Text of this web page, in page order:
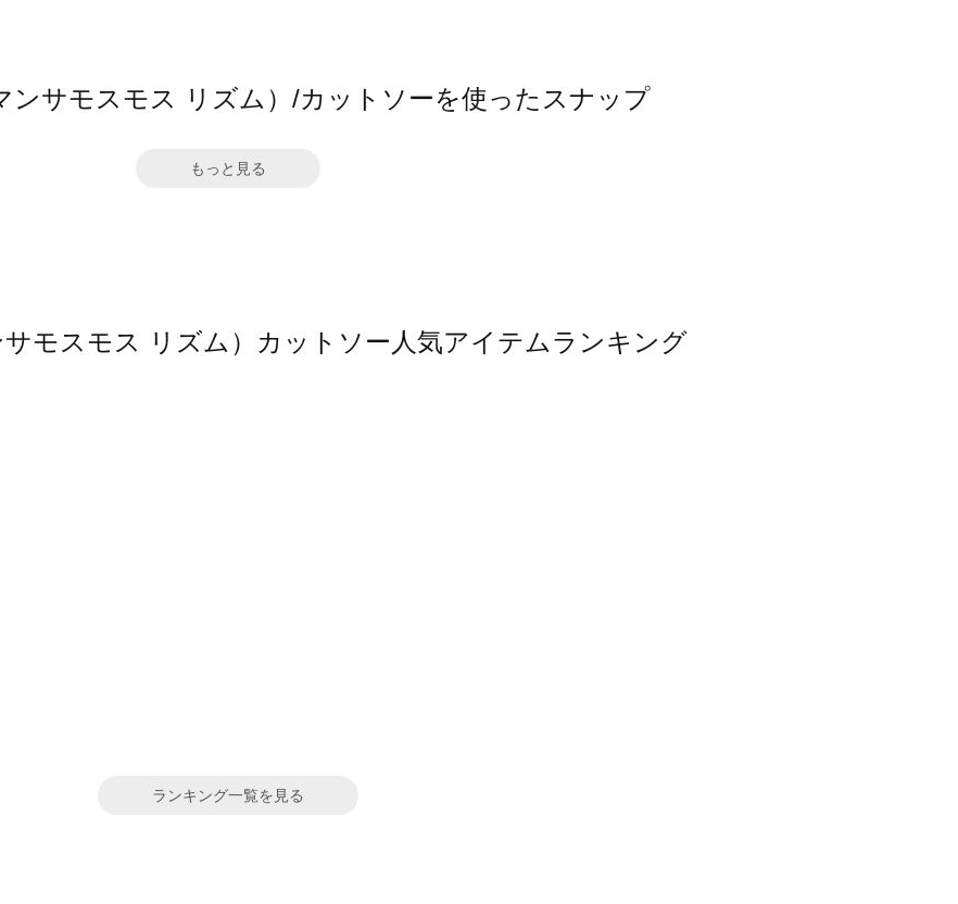
ンサモスモス リズム）/カットソーを使ったスナップ
もっと見る
モスモス リズム）カットソー人気アイテムランキング
ランキング一覧を見る